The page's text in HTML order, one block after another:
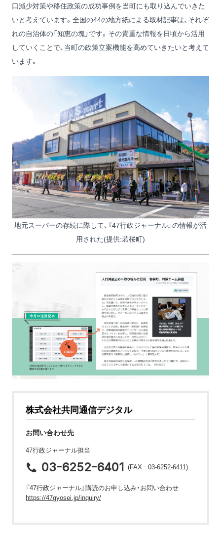
口減少対策や移住政策の成功事例を当町にも取り込んでいきた
いと考えています。全国の44の地方紙による取材記事は、それぞ
れの自治体の「知恵の塊」です。その貴重な情報を日頃から活用
していくことで、当町の政策立案機能を高めていきたいと考えて
います。
地元スーパーの存続に際して、『47行政ジャーナル』の情報が活
用された(提供:若桜町)
株式会社共同通信デジタル
お問い合わせ先
47行政ジャーナル担当
03-6252-6401 (FAX : 03-6252-6411)
『47行政ジャーナル』購読のお申し込み・お問い合わせ
https://47gyosei.jp/inquiry/